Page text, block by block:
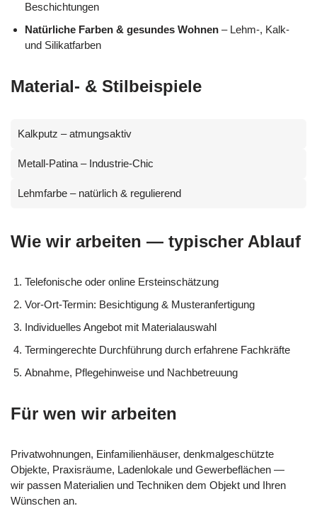
Beschichtungen
Natürliche Farben & gesundes Wohnen – Lehm-, Kalk-
und Silikatfarben
Material- & Stilbeispiele
Kalkputz – atmungsaktiv
Metall-Patina – Industrie-Chic
Lehmfarbe – natürlich & regulierend
Wie wir arbeiten — typischer Ablauf
Telefonische oder online Ersteinschätzung
Vor-Ort-Termin: Besichtigung & Musteranfertigung
Individuelles Angebot mit Materialauswahl
Termingerechte Durchführung durch erfahrene Fachkräfte
Abnahme, Pflegehinweise und Nachbetreuung
Für wen wir arbeiten
Privatwohnungen, Einfamilienhäuser, denkmalgeschützte
Objekte, Praxisräume, Ladenlokale und Gewerbeflächen —
wir passen Materialien und Techniken dem Objekt und Ihren
Wünschen an.